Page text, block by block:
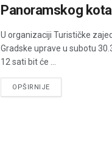
Panoramskog
U organizaciji Turističke
Gradske uprave u subotu
12 sati bit će ...
OPŠIRNIJEDETAILS